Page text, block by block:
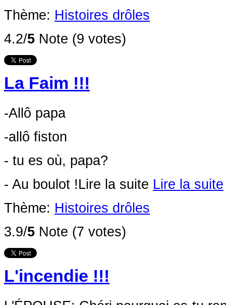
Thème: Histoires drôles
4.2/5 Note (9 votes)
La Faim !!!
-Allô papa
-allô fiston
- tu es où, papa?
- Au boulot !Lire la suite Lire la suite
Thème: Histoires drôles
3.9/5 Note (7 votes)
L'incendie !!!